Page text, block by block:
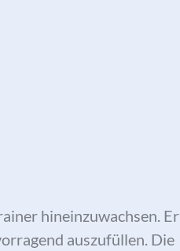
hineinzuwachsen. Er
auszufüllen. Die